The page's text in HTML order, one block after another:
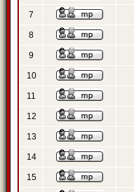
7
8
9
10
11
12
13
14
15